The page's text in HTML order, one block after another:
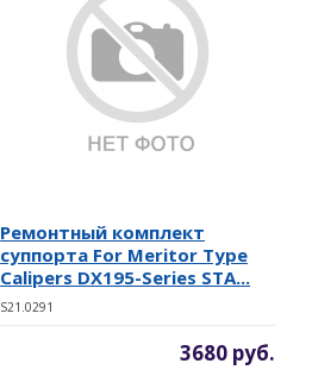
Ремонтный комплект
суппорта For Meritor Type
Calipers DX195-Series STA...
S21.0291
3680 руб.